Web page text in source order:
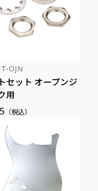
OJN
セット オープンジ
用
（税込）